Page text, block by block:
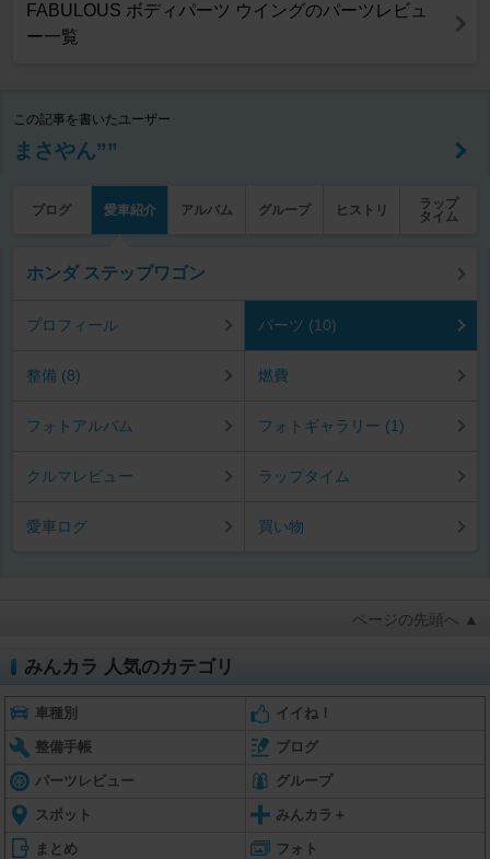
FABULOUS ボディパーツ ウイングのパーツレビュ
ー一覧
この記事を書いたユーザー
まさやん””
ブログ 愛車紹介 アルバム グループ ヒストリ
ラップ
タイム
ホンダ ステップワゴン
プロフィール パーツ (10)
整備 (8) 燃費
フォトアルバム フォトギャラリー (1)
クルマレビュー ラップタイム
愛車ログ 買い物
ページの先頭へ ▲
みんカラ 人気のカテゴリ
車種別 イイね！
整備手帳 ブログ
パーツレビュー グループ
スポット みんカラ＋
まとめ フォト